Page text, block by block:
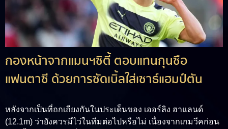
กองหน้าจากแมนฯซิตี้ ตอบแทนกุนซือ
แฟนตาซี ด้วยการซัดเบิ้ลใส่เซาธ์แฮมป์ตัน
หลังจากเป็นที่ถกเถียงกันในประเด็นของ เออร์ลิง ฮาแลนด์
(12.1m) ว่ายังควรมีไว่ในทีมต่อไปหรือไม่ เนื่องจากเกมวีคก่อน